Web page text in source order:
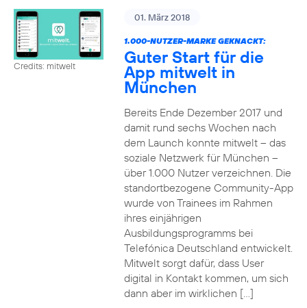
Credits: mitwelt
01. März 2018
1.000-NUTZER-MARKE GEKNACKT:
Guter Start für die
App mitwelt in
München
Bereits Ende Dezember 2017 und
damit rund sechs Wochen nach
dem Launch konnte mitwelt – das
soziale Netzwerk für München –
über 1.000 Nutzer verzeichnen. Die
standortbezogene Community-App
wurde von Trainees im Rahmen
ihres einjährigen
Ausbildungsprogramms bei
Telefónica Deutschland entwickelt.
Mitwelt sorgt dafür, dass User
digital in Kontakt kommen, um sich
dann aber im wirklichen […]